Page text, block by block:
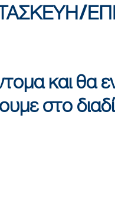
και θα
στο